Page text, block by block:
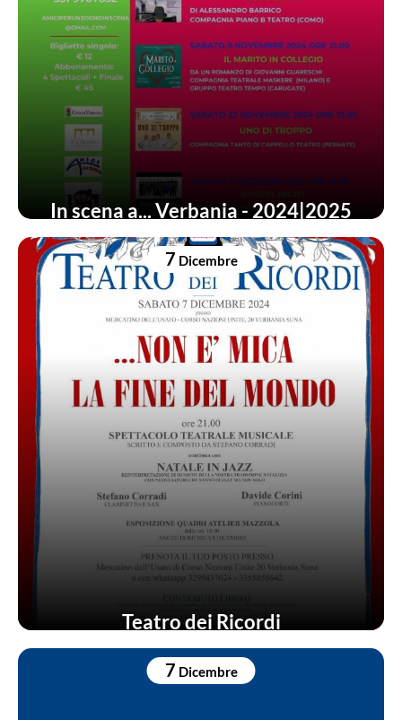
In scena a... Verbania - 2024|2025
7 Dicembre
Teatro dei Ricordi
7 Dicembre